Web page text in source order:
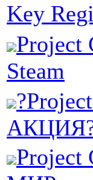
Key
Project
Steam
Project